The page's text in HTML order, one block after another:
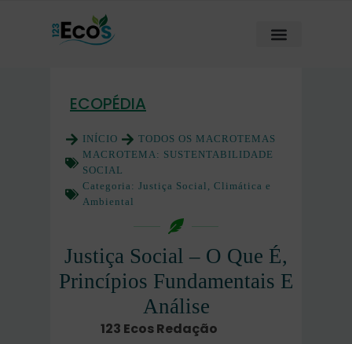
ECOPÉDIA
INÍCIO
TODOS OS MACROTEMAS
MACROTEMA: SUSTENTABILIDADE
SOCIAL
Categoria: Justiça Social, Climática e
Ambiental
Justiça Social – O Que É,
Princípios Fundamentais E
Análise
123 Ecos Redação